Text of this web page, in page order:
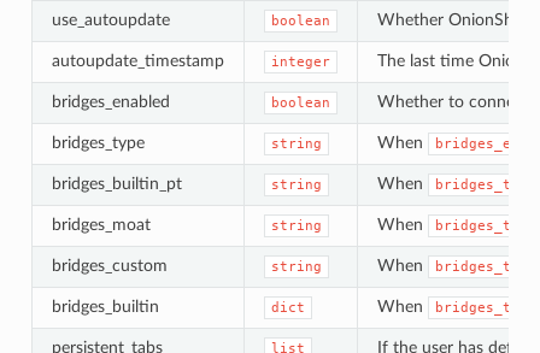
use_autoupdate boolean Whether
autoupdate_timestamp integer The last time
bridges_enabled boolean Whether to connect
bridges_type string When
bridges_builtin_pt string When bridges_type
bridges_moat string When bridges_type
bridges_custom string When bridges_type
bridges_builtin dict When bridges_type
persistent_tabs list If the user has